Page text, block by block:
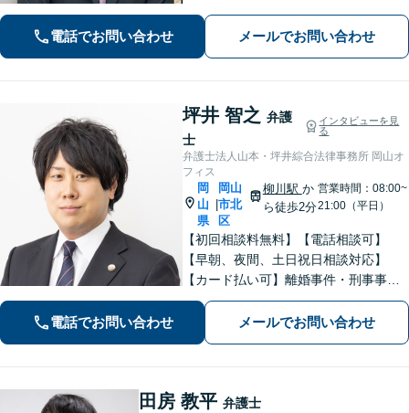
ートいたします。お困りの方はお早め
にご相談ください【WEB面談｜夜間面
電話でお問い合わせ メールでお問い合わせ
坪井 智之 弁護
士
インタビューを見
る
弁護士法人山本・坪井綜合法律事務所 岡山オ
フィス
岡
山
県
岡山
市北
区
柳川駅 か
ら徒歩2分
営業時間：08:00~
21:00（平日）
【初回相談料無料】【電話相談可】
【早朝、夜間、土日祝日相談対応】
【カード払い可】離婚事件・刑事事
件・交通事故の専門弁護士があなたの
お悩みを解決いたします。一人で悩ま
ずに新たな一歩をわたしたちと。
電話でお問い合わせ メールでお問い合わせ
田房 教平 弁護士